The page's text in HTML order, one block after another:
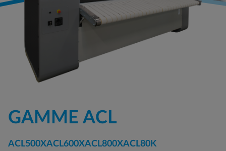
GAMME ACL
ACL500XACL600XACL800XACL80K